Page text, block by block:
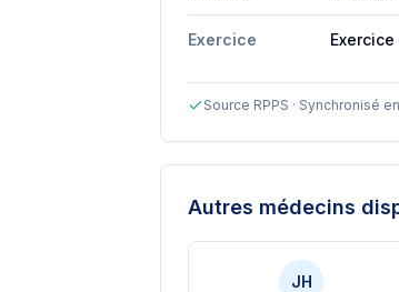
Exercice
Source RPPS · Synchronisé
Autres médecins
JH